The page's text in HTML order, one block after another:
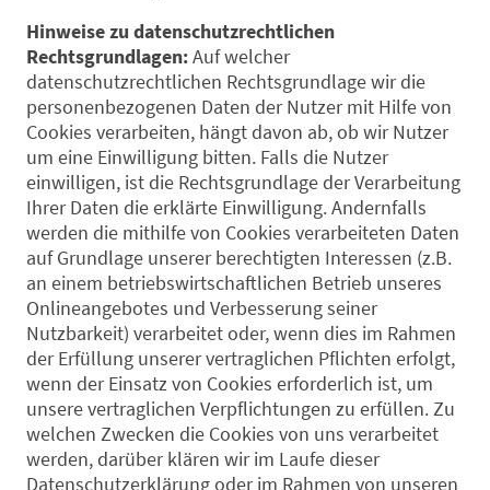
Hinweise zu datenschutzrechtlichen
Rechtsgrundlagen:Auf welcher
datenschutzrechtlichen Rechtsgrundlage wir die
personenbezogenen Daten der Nutzer mit Hilfe von
Cookies verarbeiten, hängt davon ab, ob wir Nutzer
um eine Einwilligung bitten. Falls die Nutzer
einwilligen, ist die Rechtsgrundlage der Verarbeitung
Ihrer Daten die erklärte Einwilligung. Andernfalls
werden die mithilfe von Cookies verarbeiteten Daten
auf Grundlage unserer berechtigten Interessen (z.B.
an einem betriebswirtschaftlichen Betrieb unseres
Onlineangebotes und Verbesserung seiner
Nutzbarkeit) verarbeitet oder, wenn dies im Rahmen
der Erfüllung unserer vertraglichen Pflichten erfolgt,
wenn der Einsatz von Cookies erforderlich ist, um
unsere vertraglichen Verpflichtungen zu erfüllen. Zu
welchen Zwecken die Cookies von uns verarbeitet
werden, darüber klären wir im Laufe dieser
Datenschutzerklärung oder im Rahmen von unseren